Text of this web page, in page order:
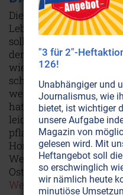
Die Frau von heute
Leben zu führen.
soll sie diese Fähigkeit
der "Antibabypille" -
wiederum Hormone in
schlucken. Und
wenn sie die Pille
hat, oder aber unter
leidet. Dabei gibt’s seit
pflanzliches Mittel, das
Hormonschwankungen
Wechseljahren das
Osteoporose den
Weiterlesen...
"3 für 2"-
126!
Unabhängiger und
Journalismus, wie
bietet, ist wichtiger
unsere Aufgabe
Magazin von
gelesen wird. Mit
Heftangebot soll
so erschwinglich
wir nämlich heute
minutiöse